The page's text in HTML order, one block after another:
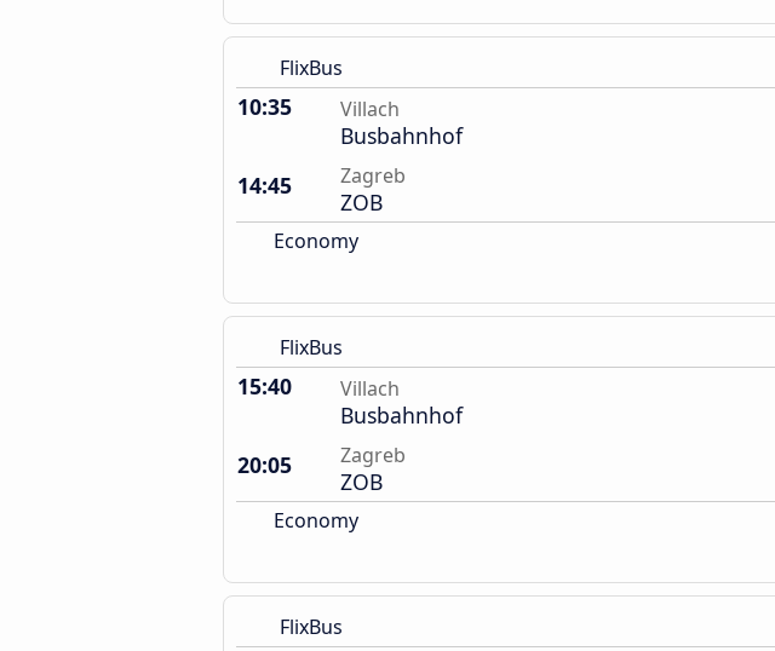
FlixBus
10:35 Villach
Busbahnhof
14:45
Zagreb
ZOB
Economy
FlixBus
15:40 Villach
Busbahnhof
20:05
Zagreb
ZOB
Economy
FlixBus